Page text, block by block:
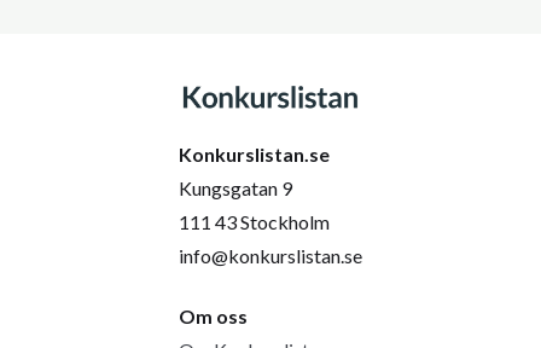
Konkurslistan.se
Kungsgatan 9
111 43 Stockholm
info@konkurslistan.se
Om oss